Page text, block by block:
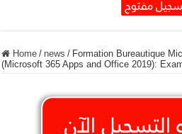
Home / news / Formation Bureautique
(Microsoft 365 Apps and Office 2019):